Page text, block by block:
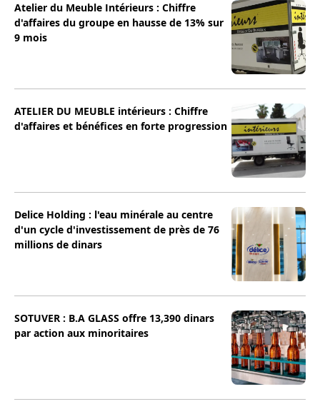
Atelier du Meuble Intérieurs : Chiffre
d'affaires du groupe en hausse de 13% sur
9 mois
ATELIER DU MEUBLE intérieurs : Chiffre
d'affaires et bénéfices en forte progression
Delice Holding : l'eau minérale au centre
d'un cycle d'investissement de près de 76
millions de dinars
SOTUVER : B.A GLASS offre 13,390 dinars
par action aux minoritaires